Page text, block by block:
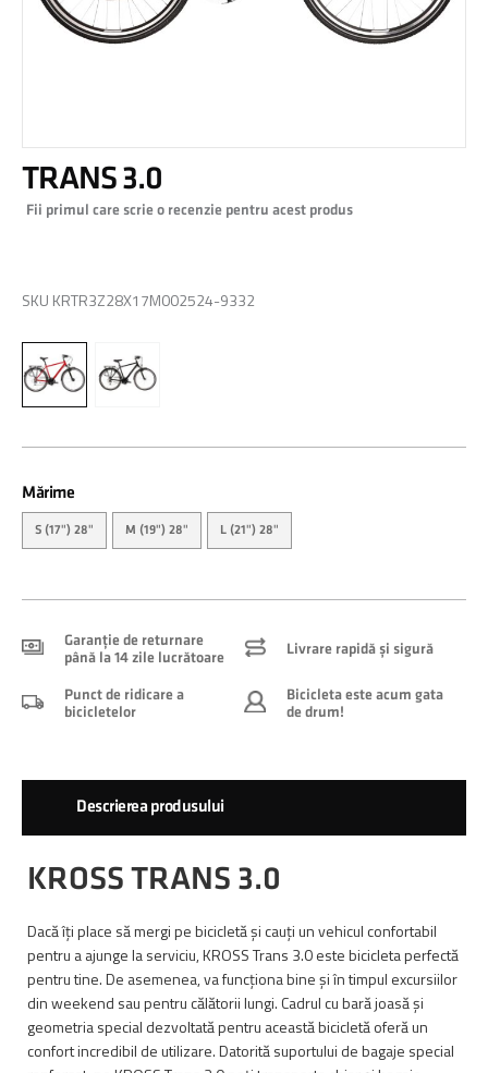
the
beginning
gallery
TRANS 3.0
Fii primul care scrie o recenzie pentru acest produs
SKU KRTR3Z28X17M002524-9332
Mărime
S (17") 28" M (19") 28" L (21") 28"
Garanție de returnare
până la 14 zile lucrătoare
Livrare rapidă și sigură
Punct de ridicare a
bicicletelor
Bicicleta este acum gata
de drum!
Descrierea produsului
KROSS TRANS 3.0
Dacă îți place să mergi pe bicicletă și cauți un vehicul confortabil
pentru a ajunge la serviciu, KROSS Trans 3.0 este bicicleta perfectă
pentru tine. De asemenea, va funcționa bine și în timpul excursiilor
din weekend sau pentru călătorii lungi. Cadrul cu bară joasă și
geometria special dezvoltată pentru această bicicletă oferă un
confort incredibil de utilizare. Datorită suportului de bagaje special